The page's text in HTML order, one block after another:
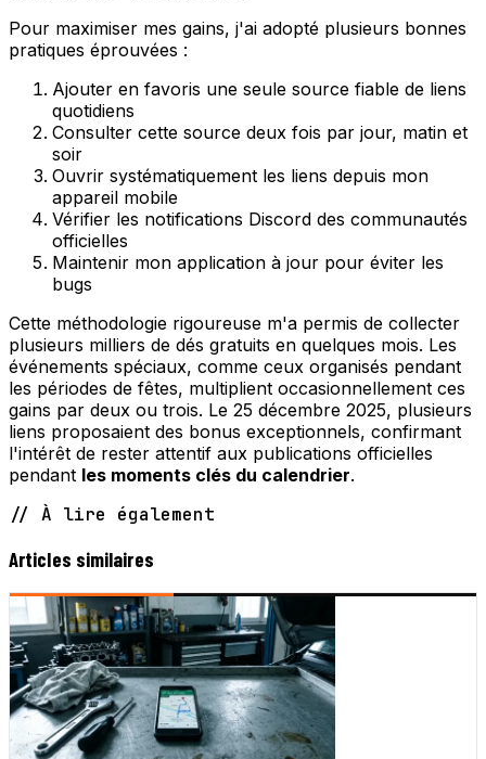
Pour maximiser mes gains, j'ai adopté plusieurs bonnes
pratiques éprouvées :
Ajouter en favoris une seule source fiable de liens
quotidiens
Consulter cette source deux fois par jour, matin et
soir
Ouvrir systématiquement les liens depuis mon
appareil mobile
Vérifier les notifications Discord des communautés
officielles
Maintenir mon application à jour pour éviter les
bugs
Cette méthodologie rigoureuse m'a permis de collecter
plusieurs milliers de dés gratuits en quelques mois. Les
événements spéciaux, comme ceux organisés pendant
les périodes de fêtes, multiplient occasionnellement ces
gains par deux ou trois. Le 25 décembre 2025, plusieurs
liens proposaient des bonus exceptionnels, confirmant
l'intérêt de rester attentif aux publications officielles
pendant les moments clés du calendrier.
// À lire également
Articles similaires